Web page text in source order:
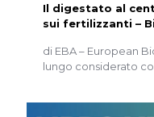
Il digestato al
sui fertilizzanti –
di EBA – European
lungo considerato